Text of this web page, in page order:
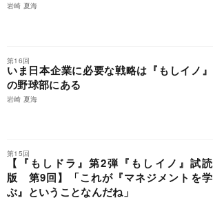
岩崎 夏海
第16回
いま日本企業に必要な戦略は『もしイノ』
の野球部にある
岩崎 夏海
第15回
【『もしドラ』第2弾『もしイノ』試読
版 第9回】「これが『マネジメントを学
ぶ』ということなんだね」